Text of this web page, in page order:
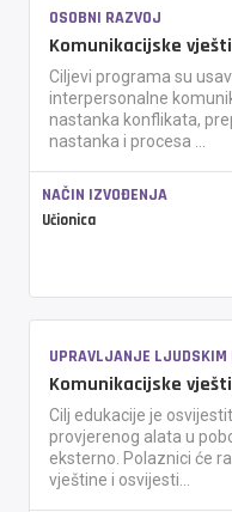
OSOBNI RAZVOJ
Komunikacijske
Ciljevi programa su
interpersonalne
nastanka konflikata,
nastanka i procesa ...
NAČIN IZVOĐENJA
Učionica
UPRAVLJANJE
Komunikacijske
Cilj edukacije je
provjerenog alata u
eksterno. Polaznici će
vještine i osvijesti...